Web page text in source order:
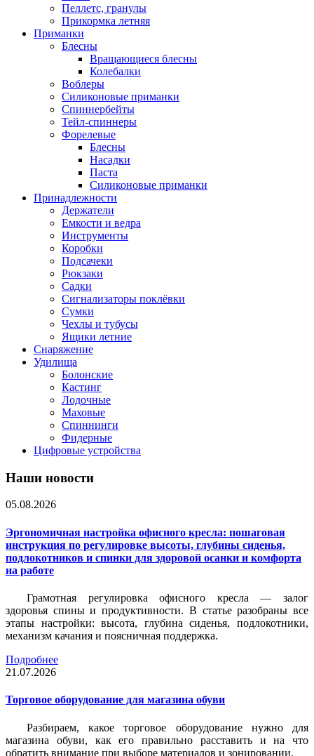
Пеллетс, гранулы
Прикормка летняя
Приманки
Блесны
Вращающиеся блесны
Колебалки
Воблеры
Силиконовые приманки
Спиннербейты
Тейл-спиннеры
Форелевые
Блесны
Насадки
Паста
Силиконовые приманки
Принадлежности
Держатели
Емкости и ведра
Инструменты
Коробки
Подсачеки
Рюкзаки
Садки
Сигнализаторы поклёвки
Сумки
Чехлы и тубусы
Ящики летние
Снаряжение
Удилища
Болонские
Кастинг
Лодочные
Маховые
Спиннинги
Фидерные
Цифровые устройства
Наши новости
05.08.2026
Эргономичная настройка офисного кресла: пошаговая
инструкция по регулировке высоты, глубины сиденья,
подлокотников и спинки для здоровой осанки и комфорта
на работе
Грамотная регулировка офисного кресла — залог
здоровья спины и продуктивности. В статье разобраны все
этапы настройки: высота, глубина сиденья, подлокотники,
механизм качания и поясничная поддержка.
Подробнее
21.07.2026
Торговое оборудование для магазина обуви
Разбираем, какое торговое оборудование нужно для
магазина обуви, как его правильно расставить и на что
обратить внимание при выборе материалов и зонировании.